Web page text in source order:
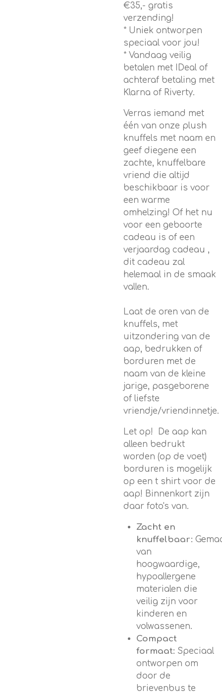
€35,- gratis
verzending!
* Uniek ontworpen
speciaal voor jou!
* Vandaag veilig
betalen met IDeal of
achteraf betaling met
Klarna of Riverty.
Verras iemand met
één van onze plush
knuffels met naam en
geef diegene een
zachte, knuffelbare
vriend die altijd
beschikbaar is voor
een warme
omhelzing! Of het nu
voor een geboorte
cadeau is of een
verjaardag cadeau ,
dit cadeau zal
helemaal in de smaak
vallen.
Laat de oren van de
knuffels, met
uitzondering van de
aap, bedrukken of
borduren met de
naam van de kleine
jarige, pasgeborene
of liefste
vriendje/vriendinnetje.
Let op! De aap kan
alleen bedrukt
worden (op de voet)
borduren is mogelijk
op een t shirt voor de
aap! Binnenkort zijn
daar foto's van.
Zacht en
knuffelbaar:
van
hoogwaardige,
hypoallergene
materialen die
veilig zijn voor
kinderen en
volwassenen.
Compact
formaat: Speciaal
ontworpen om
door de
brievenbus te